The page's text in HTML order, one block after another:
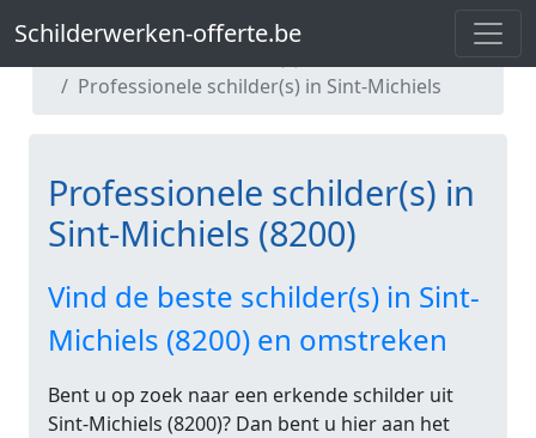
Schilderwerken-offerte.be
Schilderwerken-offerte.be
Professionele schilder(s) in Sint-Michiels
Professionele schilder(s) in
Sint-Michiels (8200)
Vind de beste schilder(s) in Sint-
Michiels (8200) en omstreken
Bent u op zoek naar een erkende schilder uit
Sint-Michiels (8200)? Dan bent u hier aan het